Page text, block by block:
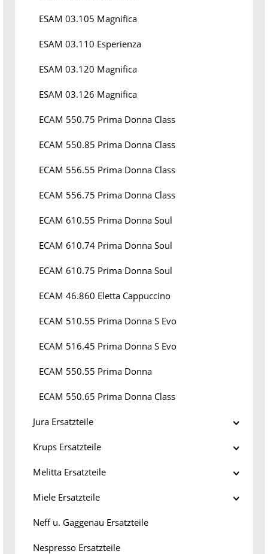
ESAM 03.105 Magnifica
ESAM 03.110 Esperienza
ESAM 03.120 Magnifica
ESAM 03.126 Magnifica
ECAM 550.75 Prima Donna Class
ECAM 550.85 Prima Donna Class
ECAM 556.55 Prima Donna Class
ECAM 556.75 Prima Donna Class
ECAM 610.55 Prima Donna Soul
ECAM 610.74 Prima Donna Soul
ECAM 610.75 Prima Donna Soul
ECAM 46.860 Eletta Cappuccino
ECAM 510.55 Prima Donna S Evo
ECAM 516.45 Prima Donna S Evo
ECAM 550.55 Prima Donna
ECAM 550.65 Prima Donna Class
Jura Ersatzteile
Krups Ersatzteile
Melitta Ersatzteile
Miele Ersatzteile
Neff u. Gaggenau Ersatzteile
Nespresso Ersatzteile